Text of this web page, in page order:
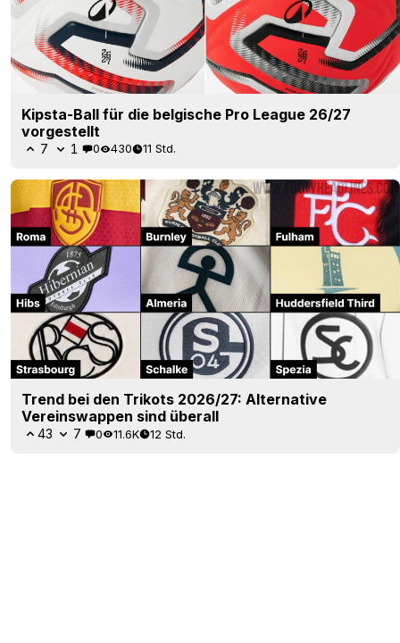
Kipsta-Ball für die belgische Pro League 26/27
vorgestellt
7 1 0 430 11 Std.
Trend bei den Trikots 2026/27: Alternative
Vereinswappen sind überall
43 7 0 11.6K 12 Std.